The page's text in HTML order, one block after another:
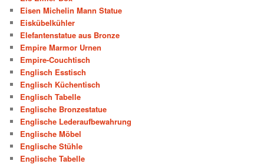
Eisen Michelin Mann Statue
Eiskübelkühler
Elefantenstatue aus Bronze
Empire Marmor Urnen
Empire-Couchtisch
Englisch Esstisch
Englisch Küchentisch
Englisch Tabelle
Englische Bronzestatue
Englische Lederaufbewahrung
Englische Möbel
Englische Stühle
Englische Tabelle